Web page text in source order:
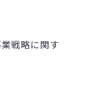
戦略に関す